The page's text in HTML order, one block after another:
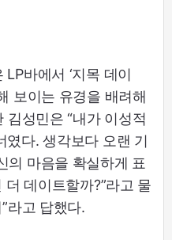
바에서 ‘지목 데이
보이는 유경을 배려해
김성민은 “내가 이성적
였다. 생각보다 오랜 기
의 마음을 확실하게 표
데이트할까?”라고 물
라고 답했다.